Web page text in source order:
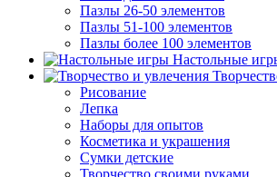
Пазлы 26-50 элементов
Пазлы 51-100 элементов
Пазлы более 100 элементов
Настольные
Рисование
Лепка
Наборы для опытов
Косметика и украшения
Сумки детские
Творчество своими руками